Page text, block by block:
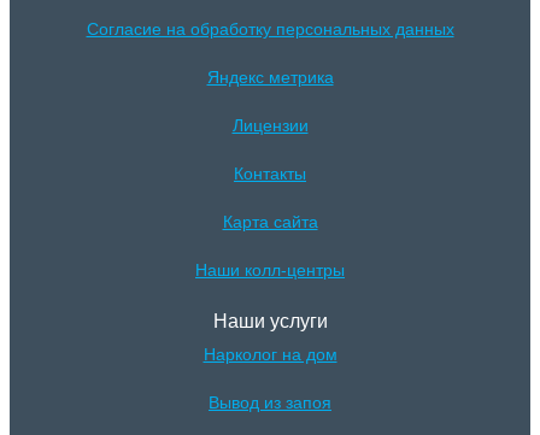
Согласие на обработку персональных данных
Яндекс метрика
Лицензии
Контакты
Карта сайта
Наши колл-центры
Наши услуги
Нарколог на дом
Вывод из запоя